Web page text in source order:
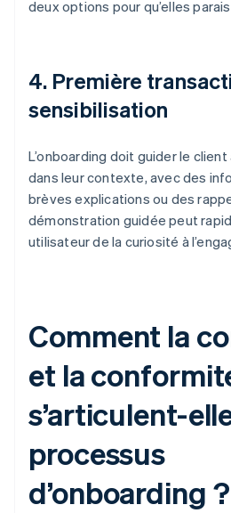
deux options pour qu’elles
4. Première
sensibilisation
L’onboarding doit guider le
dans leur contexte, avec des
brèves explications ou des
démonstration guidée peut
utilisateur de la curiosité à
Comment la
et la
s’articulent-
processus
d’onboarding ?